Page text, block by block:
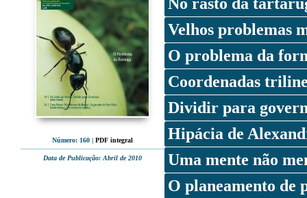
Número: 160 | PDF integral
Data de Publicação: Abril de 2010
Velhos problemas
O problema da
Coordenadas
Dividir para
Hipácia de
Uma mente não
O planeamento de